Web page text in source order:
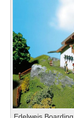
Edelweis